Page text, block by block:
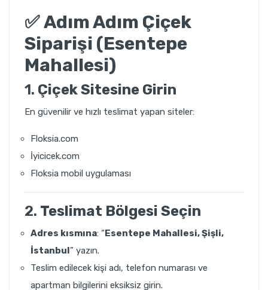
✅Adım Adım Çiçek
Siparişi (Esentepe
Mahallesi)
1. Çiçek Sitesine Girin
En güvenilir ve hızlı teslimat yapan siteler:
Floksia.com
İyicicek.com
Floksia mobil uygulaması
2. Teslimat Bölgesi Seçin
Adres kısmına: “ Esentepe Mahallesi, Şişli,
İstanbul ” yazın.
Teslim edilecek kişi adı, telefon numarası ve
apartman bilgilerini eksiksiz girin.